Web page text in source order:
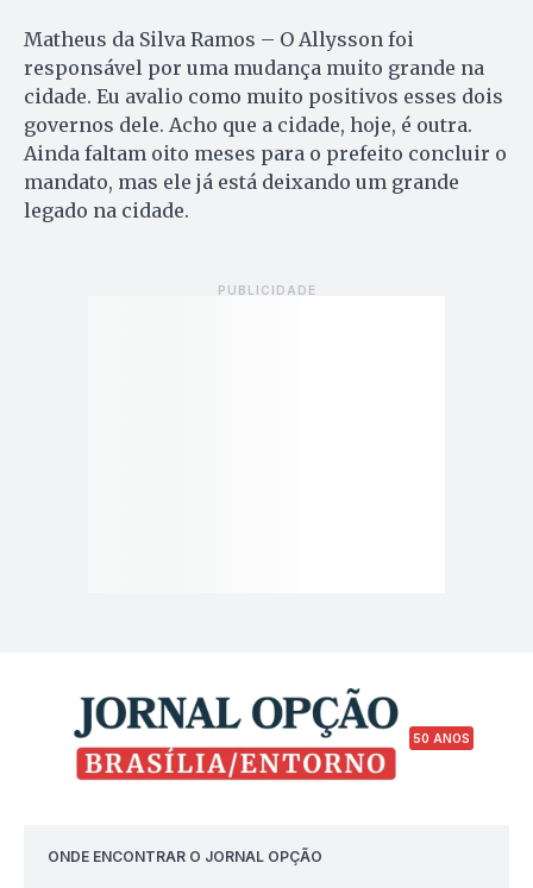
Matheus da Silva Ramos – O Allysson foi
responsável por uma mudança muito grande na
cidade. Eu avalio como muito positivos esses dois
governos dele. Acho que a cidade, hoje, é outra.
Ainda faltam oito meses para o prefeito concluir o
mandato, mas ele já está deixando um grande
legado na cidade.
50 ANOS
ONDE ENCONTRAR O JORNAL OPÇÃO